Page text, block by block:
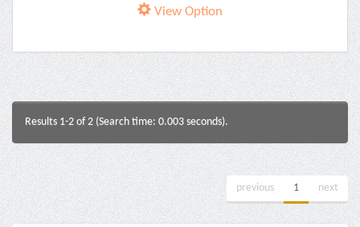
View Option
Results 1-2 of 2 (Search time: 0.003 seconds).
previous 1 next